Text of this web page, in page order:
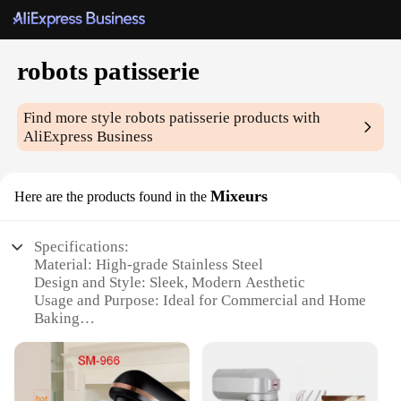
robots patisserie
Find more stylerobots patisserie products with
AliExpress Business
Here are the products found in the Mixeurs
Specifications:
Material: High-grade Stainless Steel
Design and Style: Sleek, Modern Aesthetic
Usage and Purpose: Ideal for Commercial and Home
Baking
Variable Speeds
Parts and Accessories: Includes Multiple
Attachments for Versatility